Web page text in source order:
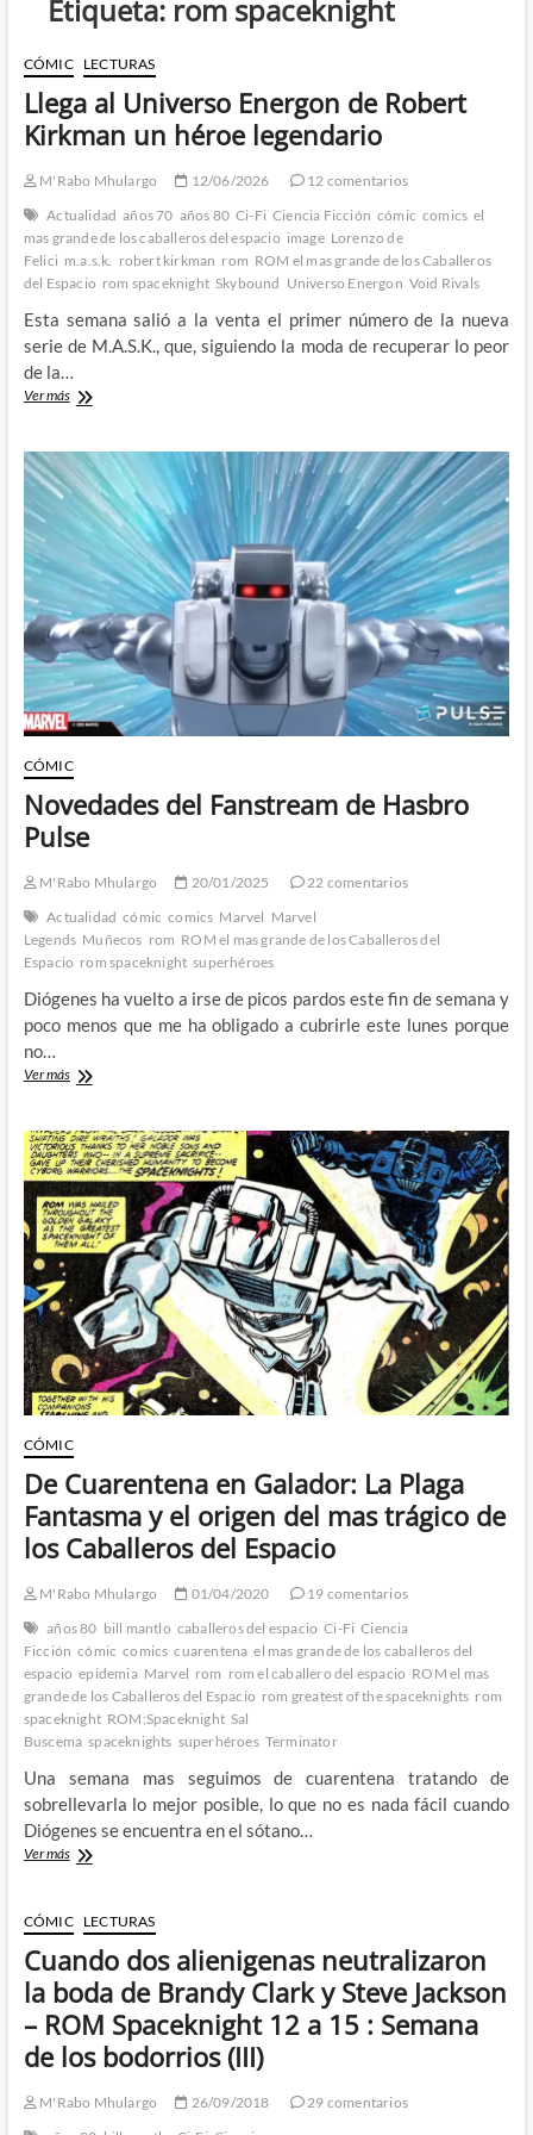
Etiqueta: rom spaceknight
CÓMIC LECTURAS
Llega al Universo Energon de Robert
Kirkman un héroe legendario
M'Rabo Mhulargo 12/06/2026
12 comentarios
Actualidad años 70 años 80 Ci-Fi Ciencia Ficción cómic comics el
mas grande de los caballeros del espacio image Lorenzo de
Felici m.a.s.k. robert kirkman rom ROM el mas grande de los Caballeros
del Espacio rom spaceknight Skybound Universo Energon Void Rivals
Esta semana salió a la venta el primer número de la nueva
serie de M.A.S.K., que, siguiendo la moda de recuperar lo peor
de la…
Ver másLlega
Energon
de
Robert
Kirkman
héroe
legendario
CÓMIC
Novedades del Fanstream de Hasbro
Pulse
M'Rabo Mhulargo 20/01/2025
22 comentarios
Actualidad cómic comics Marvel Marvel
Legends Muñecos rom ROM el mas grande de los Caballeros del
Espacio rom spaceknight superhéroes
Diógenes ha vuelto a irse de picos pardos este fin de semana y
poco menos que me ha obligado a cubrirle este lunes porque
no…
Ver másNovedades
de
Hasbro
Pulse
CÓMIC
De Cuarentena en Galador: La Plaga
Fantasma y el origen del mas trágico de
los Caballeros del Espacio
M'Rabo Mhulargo 01/04/2020
19 comentarios
años 80 bill mantlo caballeros del espacio Ci-Fi Ciencia
Ficción cómic comics cuarentena el mas grande de los caballeros del
espacio epidemia Marvel rom rom el caballero del espacio ROM el mas
grande de los Caballeros del Espacio rom greatest of the spaceknights rom
spaceknight ROM:Spaceknight Sal
Buscema spaceknights superhéroes Terminator
Una semana mas seguimos de cuarentena tratando de
sobrellevarla lo mejor posible, lo que no es nada fácil cuando
Diógenes se encuentra en el sótano…
Ver másDe
Galador:
La
Plaga
Fantasma
y
el
origen
del
trágico
de
CÓMIC LECTURAS
Cuando dos alienigenas neutralizaron
la boda de Brandy Clark y Steve Jackson
– ROM Spaceknight 12 a 15 : Semana
de los bodorrios (III)
M'Rabo Mhulargo 26/09/2018
29 comentarios